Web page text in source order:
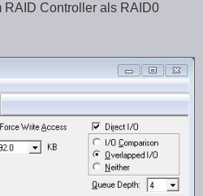
RAID Controller als RAID0